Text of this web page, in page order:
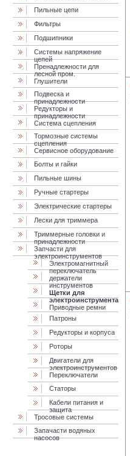
Пильные цепи
Фильтры
Подшипники
Системы напряжение
цепей
Пренадлежности для
лесной пром.
Глушители
Подвеска и
принадлежности
Редукторы и
принадлежности
Система сцепления
Тормозные системы
сцепления
Сервисное оборудование
Болты и гайки
Пильные шины
Ручные стартеры
Электрические стартеры
Лески для триммера
Триммерные головки и
принадлежности
Запчасти для
электроинструментов
Электромагнитный
переключатель
держатели
инструментов
Щетки для
электроинструмента
Приводные ремни
Патроны
Редукторы и корпуса
Роторы
Двигатели для
электроинструментов
Переключатели
Статоры
Кабели питания и
защита
Тросовые системы
Запачасти водяных
насосов